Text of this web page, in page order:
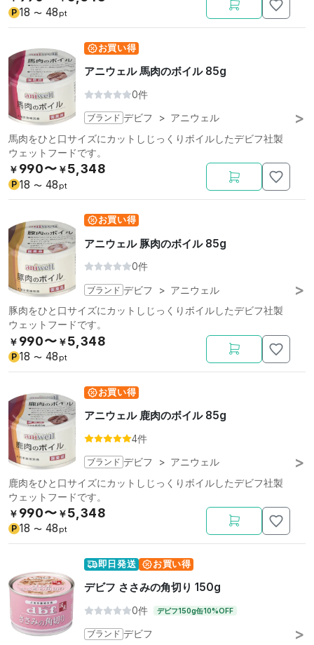
P 18 〜 48 pt
お買い得
アニウェル 馬肉のボイル 85g
0件
ブランド デビフ > アニウェル
馬肉をひと口サイズにカットしじっくりボイルしたデビフ社製
ウェットフードです。
￥ 990〜 ￥5,348
P 18 〜 48 pt
お買い得
アニウェル 豚肉のボイル 85g
0件
ブランド デビフ > アニウェル
豚肉をひと口サイズにカットしじっくりボイルしたデビフ社製
ウェットフードです。
￥ 990〜 ￥5,348
P 18 〜 48 pt
お買い得
アニウェル 鹿肉のボイル 85g
4件
ブランド デビフ > アニウェル
鹿肉をひと口サイズにカットしじっくりボイルしたデビフ社製
ウェットフードです。
￥ 990〜 ￥5,348
P 18 〜 48 pt
即日発送 お買い得
デビフ ささみの角切り 150g
0件 デビフ150g缶10%OFF
ブランド デビフ